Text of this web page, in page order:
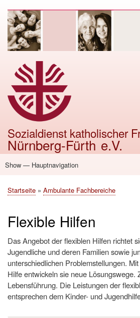
Sozialdienst katholischer
Nürnberg-Fürth e.V.
Hauptnavigation
Show — Hauptnavigation
Startseite
Über uns
Einrichtungen
Ambulante Fachbereiche
Was ich tun kann
Breadcrumb
Startseite Ambulante Fachbereiche
Flexible Hilfen
Das Angebot der flexiblen Hilfen richtet
Jugendliche und deren Familien sowie
unterschiedlichen Problemstellungen.
Hilfe entwickeln sie neue Lösungswege.
Lebensführung. Die Leistungen der
entsprechen dem Kinder- und